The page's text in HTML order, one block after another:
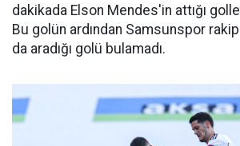
dakikada Elson Mendes'in attığı golle
Bu golün ardından Samsunspor
da aradığı golü bulamadı.